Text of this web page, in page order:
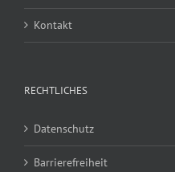
Kontakt
RECHTLICHES
Datenschutz
Barrierefreiheit